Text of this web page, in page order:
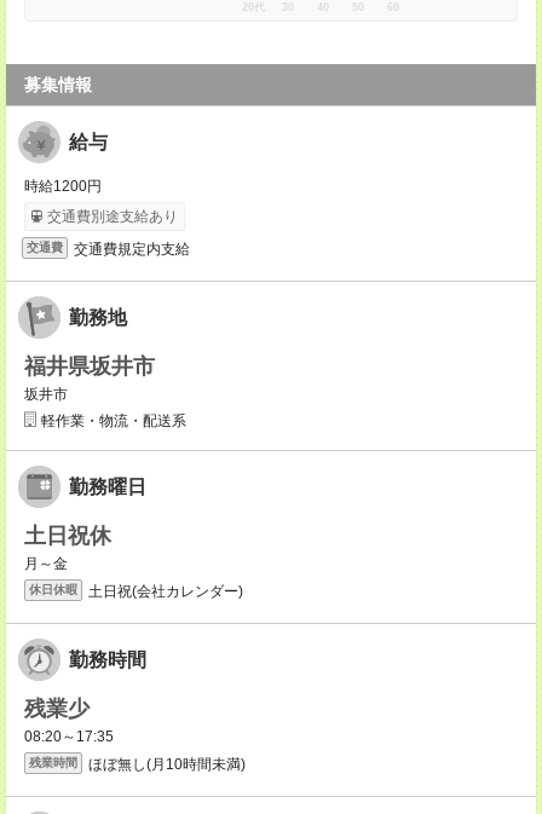
20代 30 40 50 60
募集情報
給与
時給1200円
交通費別途支給あり
交通費 交通費規定内支給
勤務地
福井県坂井市
坂井市
軽作業・物流・配送系
勤務曜日
土日祝休
月～金
休日休暇 土日祝(会社カレンダー)
勤務時間
残業少
08:20～17:35
残業時間 ほぼ無し(月10時間未満)